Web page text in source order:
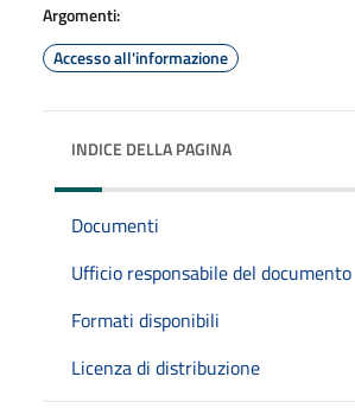
Argomenti:
Accesso all'informazione
INDICE DELLA PAGINA
Documenti
Ufficio responsabile del documento
Formati disponibili
Licenza di distribuzione